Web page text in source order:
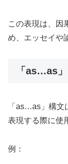
この表現は、因
め、エッセイや
「as…as
「as…as」構文
表現する際に使
例：